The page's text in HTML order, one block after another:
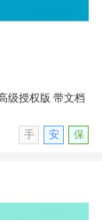
无演示
级授权版 带文档
手
安 保